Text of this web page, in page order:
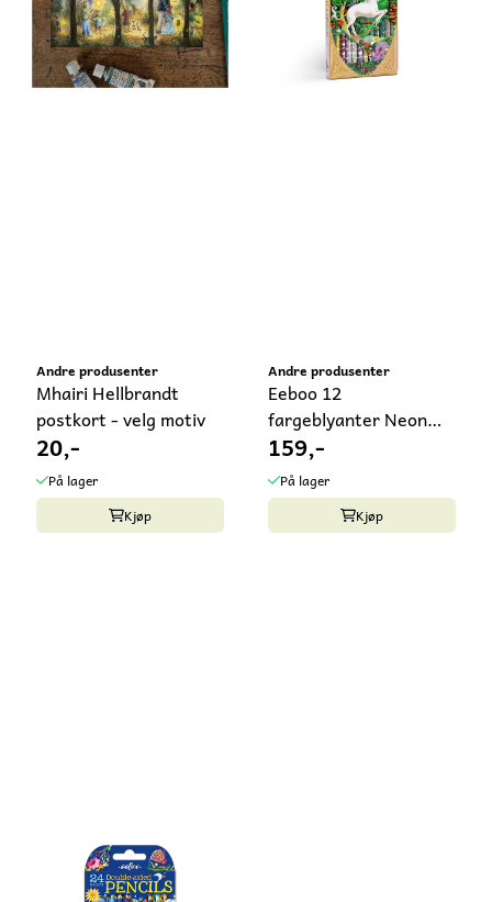
Andre produsenter
Mhairi Hellbrandt
postkort - velg motiv
20,-
På lager
Kjøp
Andre produsenter
Eeboo 12
fargeblyanter Neon
Metallic enhjørning
159,-
På lager
Kjøp